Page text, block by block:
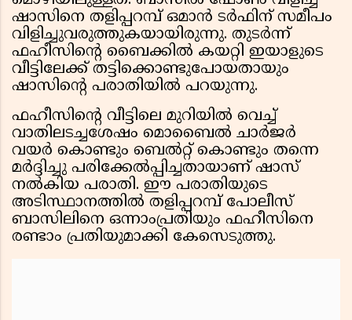
ഷാസിനെ തളിപ്പറമ്പ് ഒമാൻ ടർഫിന് സമീപം
വിളിച്ചുവരുത്തുകയായിരുന്നു. തുടർന്ന്
ഫഹീസിന്റെ ബൈക്കിൽ കയറ്റി ഇയാളുടെ
വീട്ടിലേക്ക് തട്ടിക്കൊണ്ടുപോയതായും
ഷാസിന്റെ പരാതിയിൽ പറയുന്നു.
ഫഹീസിന്റെ വീട്ടിലെ മുറിയിൽ വെച്ച്
വാതിലടച്ചശേഷം മൊബൈൽ ചാർജർ
വയർ കൊണ്ടും ബെൽറ്റ് കൊണ്ടും തന്നെ
മർദ്ദിച്ചു പരിക്കേൽപ്പിച്ചതായാണ് ഷാസ്
നൽകിയ പരാതി. ഈ പരാതിയുടെ
അടിസ്ഥാനത്തിൽ തളിപ്പറമ്പ് പോലീസ്
ബാസിലിനെ ഒന്നാംപ്രതിയും ഫഹീസിനെ
രണ്ടാം പ്രതിയുമാക്കി കേസെടുത്തു.